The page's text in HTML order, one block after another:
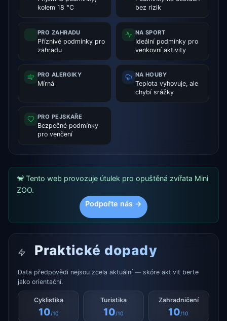
kolem 18 °C
bez rizik
PRO ZAHRADU
Příznivé podmínky pro
zahradu
NA SPORT
Ideální podmínky pro
venkovní aktivity
PRO ALERGIKY
Mírná
NA HOUBY
Teplota vyhovuje, ale
chybí srážky
PRO PEJSKAŘE
Bezpečné podmínky
pro venčení
🐒 Tento web provozuje útulek pro opuštěná zvířata Mini
ZOO.
Podpořte nás →
Praktické dopady
Data předpovědi nejsou zcela aktuální — skóre aktivit berte
jako orientační.
Cyklistika
10/10
Turistika
10/10
Zahradničení
10/10